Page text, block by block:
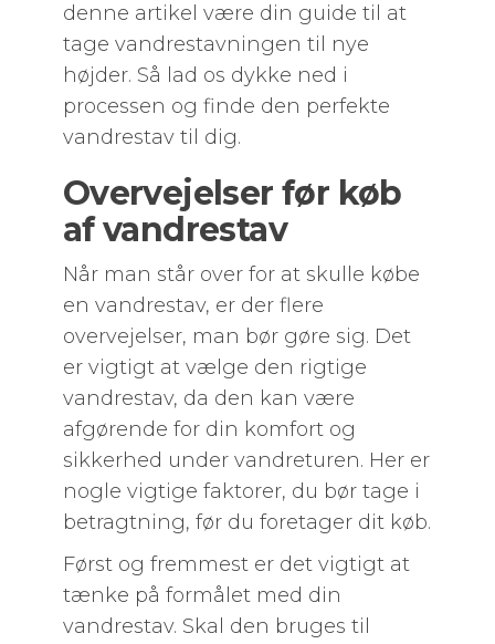
denne artikel være din guide til at
tage vandrestavningen til nye
højder. Så lad os dykke ned i
processen og finde den perfekte
vandrestav til dig.
Overvejelser før køb
af vandrestav
Når man står over for at skulle købe
en vandrestav, er der flere
overvejelser, man bør gøre sig. Det
er vigtigt at vælge den rigtige
vandrestav, da den kan være
afgørende for din komfort og
sikkerhed under vandreturen. Her er
nogle vigtige faktorer, du bør tage i
betragtning, før du foretager dit køb.
Først og fremmest er det vigtigt at
tænke på formålet med din
vandrestav. Skal den bruges til